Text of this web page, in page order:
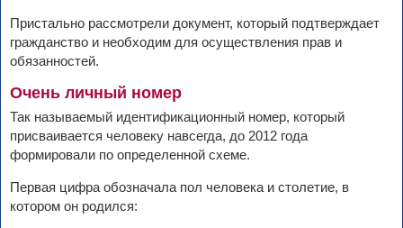
Пристально рассмотрели документ, который подтверждает
гражданство и необходим для осуществления прав и
обязанностей.
Очень личный номер
Так называемый идентификационный номер, который
присваивается человеку навсегда, до 2012 года
формировали по определенной схеме.
Первая цифра обозначала пол человека и столетие, в
котором он родился: